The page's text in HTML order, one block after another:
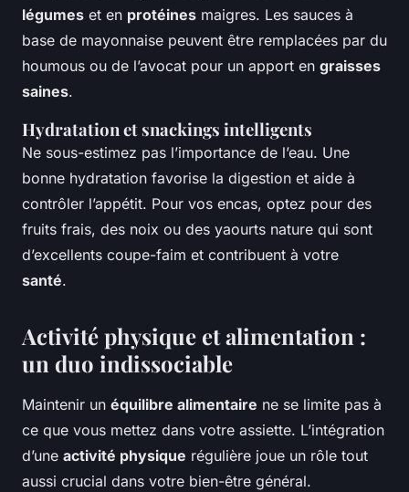
légumes et en protéines maigres. Les sauces à
base de mayonnaise peuvent être remplacées par du
houmous ou de l’avocat pour un apport en graisses
saines.
Hydratation et snackings intelligents
Ne sous-estimez pas l’importance de l’eau. Une
bonne hydratation favorise la digestion et aide à
contrôler l’appétit. Pour vos encas, optez pour des
fruits frais, des noix ou des yaourts nature qui sont
d’excellents coupe-faim et contribuent à votre
santé.
Activité physique et alimentation :
un duo indissociable
Maintenir un équilibre alimentaire ne se limite pas à
ce que vous mettez dans votre assiette. L’intégration
d’une activité physique régulière joue un rôle tout
aussi crucial dans votre bien-être général.